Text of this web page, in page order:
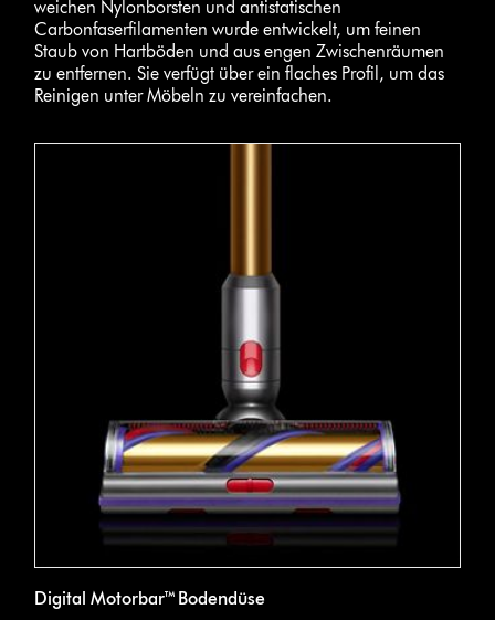
weichen Nylonborsten und antistatischen
Carbonfaserfilamenten wurde entwickelt, um feinen
Staub von Hartböden und aus engen Zwischenräumen
zu entfernen. Sie verfügt über ein flaches Profil, um das
Reinigen unter Möbeln zu vereinfachen.
Digital Motorbar™ Bodendüse